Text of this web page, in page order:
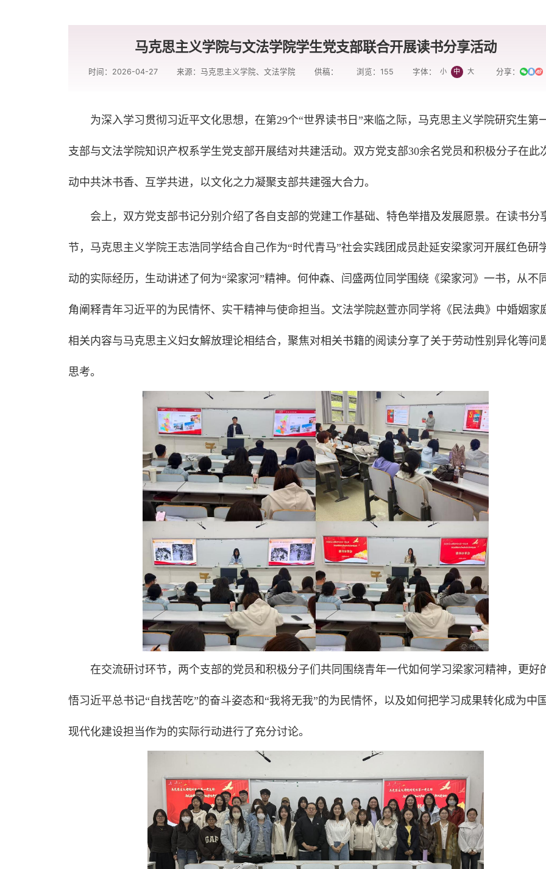
马克思主义学院与文法学院学生党支部联合开展读书分享活动
时间：2026-04-27 来源：马克思主义学院、文法学院 供稿： 浏览：155 字体： 小 中 大 分享：
为深入学习贯彻习近平文化思想，在第29个“世界读书日”来临之际，马克思主义学院研究生第
支部与文法学院知识产权系学生党支部开展结对共建活动。双方党支部30余名党员和积极分子在此
动中共沐书香、互学共进，以文化之力凝聚支部共建强大合力。
会上，双方党支部书记分别介绍了各自支部的党建工作基础、特色举措及发展愿景。在读书分
节，马克思主义学院王志浩同学结合自己作为“时代青马”社会实践团成员赴延安梁家河开展红色研
动的实际经历，生动讲述了何为“梁家河”精神。何仲森、闫盛两位同学围绕《梁家河》一书，从不
角阐释青年习近平的为民情怀、实干精神与使命担当。文法学院赵萱亦同学将《民法典》中婚姻家
相关内容与马克思主义妇女解放理论相结合，聚焦对相关书籍的阅读分享了关于劳动性别异化等问
思考。
在交流研讨环节，两个支部的党员和积极分子们共同围绕青年一代如何学习梁家河精神，更好
悟习近平总书记“自找苦吃”的奋斗姿态和“我将无我”的为民情怀，以及如何把学习成果转化成为中
现代化建设担当作为的实际行动进行了充分讨论。